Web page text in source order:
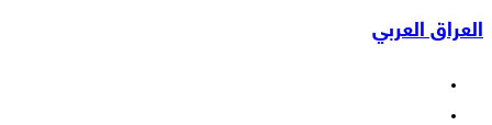
البريد
العراق العربي